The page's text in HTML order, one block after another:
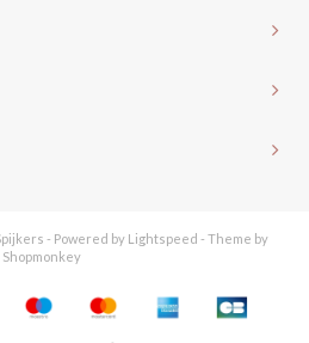
- Powered by Lightspeed - Theme by
Shopmonkey